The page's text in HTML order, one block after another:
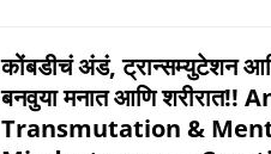
कोंबडीचं अंडं, ट्रान्सम्युटेशन
बनवुया मनात आणि शरीरात!!
Transmutation &